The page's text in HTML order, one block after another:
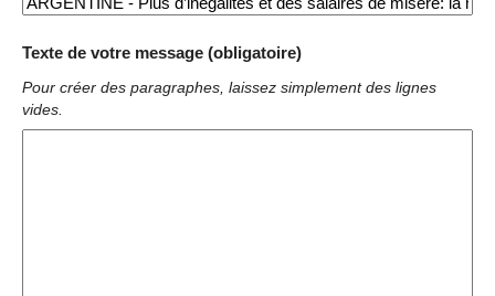
Texte de votre message (obligatoire)
Pour créer des paragraphes, laissez simplement des lignes
vides.